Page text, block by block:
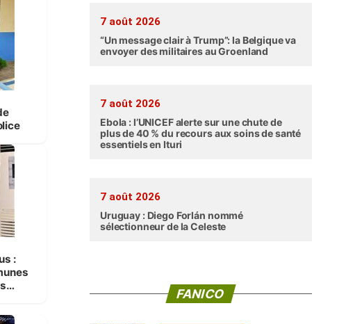
:
7 août 2026
“Un message clair à Trump”: la Belgique va
envoyer des militaires au Groenland
7 août 2026
Ebola : l’UNICEF alerte sur une chute de
plus de 40 % du recours aux soins de santé
essentiels en Ituri
7 août 2026
Uruguay : Diego Forlán nommé
sélectionneur de la Celeste
FANICO